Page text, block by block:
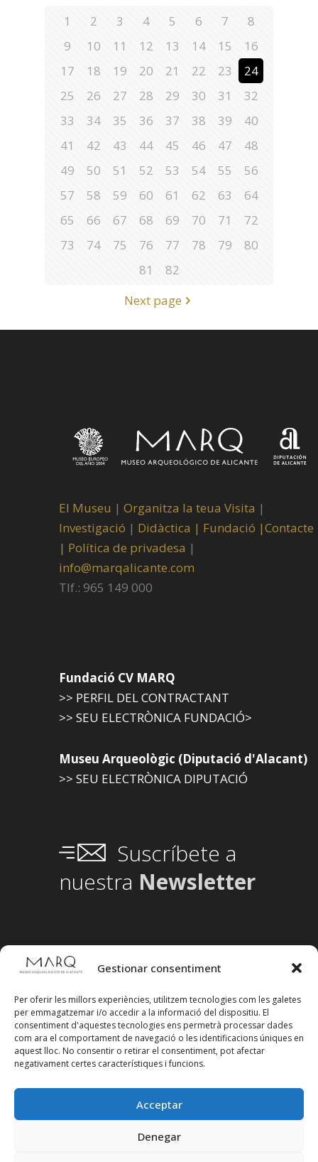
Gestionar consentiment
Per oferir les millors experiències, utilitzem tecnologies com les galetes
per emmagatzemar i/o accedir a la informació del dispositiu. El
consentiment d'aquestes tecnologies ens permetrà processar dades
com ara el comportament de navegació o les identificacions úniques en
aquest lloc. No consentir o retirar el consentiment, pot afectar
negativament certes característiques i funcions.
Acceptar
Denegar
1 2 3 4 5 6 7
8
9
10 11 12 13 14 15
16
17
18 19 20 21 22 23
24
25
26 27 28 29 30 31
32
33
34 35 36 37 38 39
40
41
42 43 44 45 46 47
48
49
50 51 52 53 54 55
56
57
58 59 60 61 62 63
64
65
66 67 68 69 70 71
72
73
74 75 76 77 78 79
80
81
82
Next page
El Museu | Organitza la teua Visita |
Investigació | Didàctica | Fundació |Contacte
| Política de privadesa |
info@marqalicante.com
Tlf.: 965 149 000
Fundació CV MARQ
>> PERFIL DEL CONTRACTANT
>> SEU ELECTRÒNICA FUNDACIÓ>
Museu Arqueològic (Diputació d'Alacant)
>> SEU ELECTRÒNICA DIPUTACIÓ
Suscríbete a
nuestra Newsletter
Segueix-nos en xarxes socials